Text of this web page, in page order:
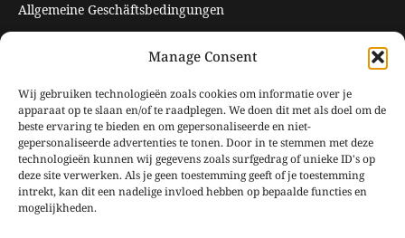
Manage Consent
Wij gebruiken technologieën zoals cookies om informatie over je
apparaat op te slaan en/of te raadplegen. We doen dit met als doel om de
beste ervaring te bieden en om gepersonaliseerde en niet-
gepersonaliseerde advertenties te tonen. Door in te stemmen met deze
technologieën kunnen wij gegevens zoals surfgedrag of unieke ID's op
deze site verwerken. Als je geen toestemming geeft of je toestemming
intrekt, kan dit een nadelige invloed hebben op bepaalde functies en
mogelijkheden.
Allgemeine Geschäftsbedingungen
Öffnungszeiten
Geschlossen vom 20. Oktober 2025 bis zum 31. März 2026.